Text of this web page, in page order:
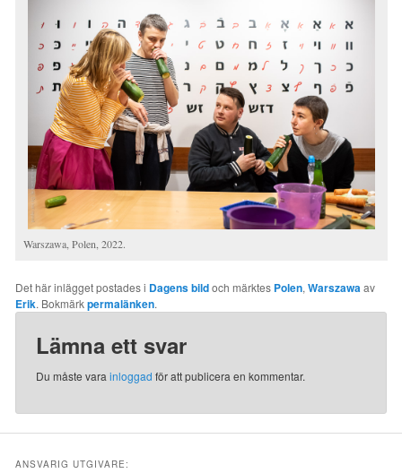
Warszawa, Polen, 2022.
Det här inlägget postades i Dagens bildoch märktes Polen,Warszawaav
Erik. Bokmärkpermalänken.
Lämna ett svar
Du måste varainloggad för att publicera en kommentar.
ANSVARIG UTGIVARE: